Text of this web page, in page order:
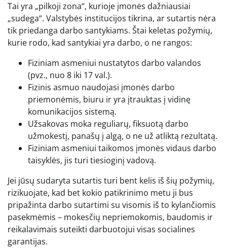
Tai yra „pilkoji zona“, kurioje įmonės dažniausiai
„sudega“. Valstybės institucijos tikrina, ar sutartis nėra
tik priedanga darbo santykiams. Štai keletas požymių,
kurie rodo, kad santykiai yra darbo, o ne rangos:
Fiziniam asmeniui nustatytos darbo valandos
(pvz., nuo 8 iki 17 val.).
Fizinis asmuo naudojasi įmonės darbo
priemonėmis, biuru ir yra įtrauktas į vidinę
komunikacijos sistemą.
Užsakovas moka reguliarų, fiksuotą darbo
užmokestį, panašų į algą, o ne už atliktą rezultatą.
Fiziniam asmeniui taikomos įmonės vidaus darbo
taisyklės, jis turi tiesioginį vadovą.
Jei jūsų sudaryta sutartis turi bent kelis iš šių požymių,
rizikuojate, kad bet kokio patikrinimo metu ji bus
pripažinta darbo sutartimi su visomis iš to kylančiomis
pasekmėmis – mokesčių nepriemokomis, baudomis ir
reikalavimais suteikti darbuotojui visas socialines
garantijas.